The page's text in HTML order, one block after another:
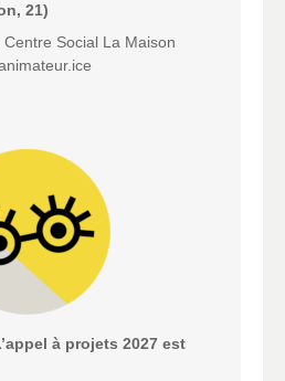
21)
Centre Social La Maison
à projets 2027 est